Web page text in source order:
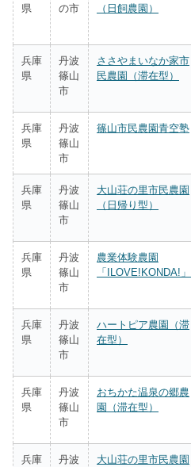
県
の市
（日飼農園）
兵庫
県
丹波
篠山
市
ささやまいなか家市
民農園（滞在型）
兵庫
県
丹波
篠山
市
篠山市民農園青空塾
兵庫
県
丹波
篠山
市
大山荘の里市民農園
（日帰り型）
兵庫
県
丹波
篠山
市
農業体験農園
「ILOVE!KONDA!」
兵庫
県
丹波
篠山
市
ハートピア農園（滞
在型）
兵庫
県
丹波
篠山
市
おちかた温泉の郷農
園（滞在型）
兵庫
丹波
大山荘の里市民農園